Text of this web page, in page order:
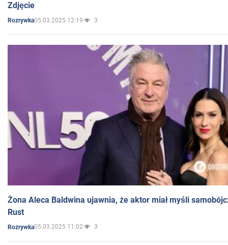
Zdjęcie
Rozrywka05.03.2025 12:19 3
Żona Aleca Baldwina ujawnia, że aktor miał myśli
Rust
Rozrywka05.03.2025 11:02 3